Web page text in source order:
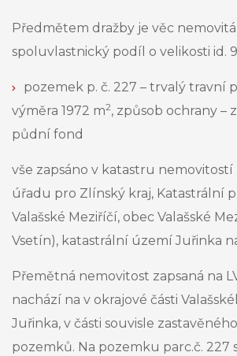
Předmětem dražby je věc
spoluvlastnický podíl o velikosti id.
pozemek p. č. 227 – trvalý travní
výměra 1972 m2, způsob ochrany –
půdní fond
vše zapsáno v katastru
úřadu pro Zlínský kraj, Katastrální
Valašské Meziříčí, obec Valašské
Vsetín), katastrální území Juřinka
Přemětná nemovitost zapsaná na
nachází na v okrajové části
Juřinka, v části souvisle
pozemků. Na pozemku parc.č. 227